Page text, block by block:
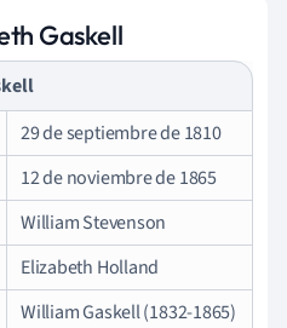
Gaskell
29 de septiembre de 1810
12 de noviembre de 1865
William Stevenson
Elizabeth Holland
William Gaskell (1832-1865)